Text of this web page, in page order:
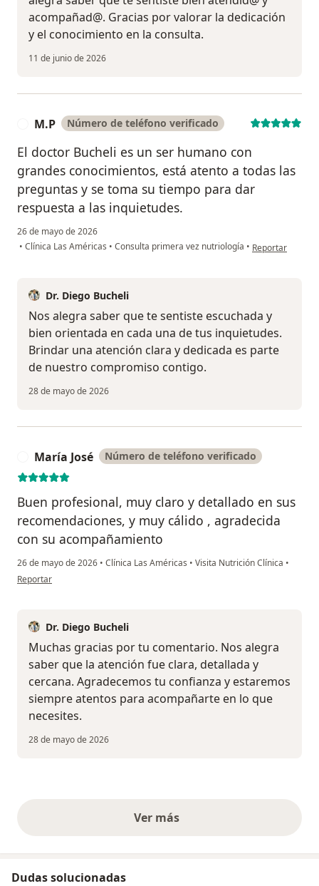
acompañad@. Gracias por valorar la dedicación
y el conocimiento en la consulta.
11 de junio de 2026
M.P Número de teléfono verificado
El doctor Bucheli es un ser humano con
grandes conocimientos, está atento a todas las
preguntas y se toma su tiempo para dar
respuesta a las inquietudes.
26 de mayo de 2026
• Clínica Las Américas • Consulta primera vez nutriología • en opinión del
Reportar
Dr. Diego Bucheli
Nos alegra saber que te sentiste escuchada y
bien orientada en cada una de tus inquietudes.
Brindar una atención clara y dedicada es parte
de nuestro compromiso contigo.
28 de mayo de 2026
María José Número de teléfono verificado
Buen profesional, muy claro y detallado en sus
recomendaciones, y muy cálido , agradecida
con su acompañamiento
26 de mayo de 2026 • Clínica Las Américas • Visita Nutrición Clínica •
en opinión del usuario María José
Reportar
Dr. Diego Bucheli
Muchas gracias por tu comentario. Nos alegra
saber que la atención fue clara, detallada y
cercana. Agradecemos tu confianza y estaremos
siempre atentos para acompañarte en lo que
necesites.
28 de mayo de 2026
Ver másopiniones anteriores
Dudas solucionadas